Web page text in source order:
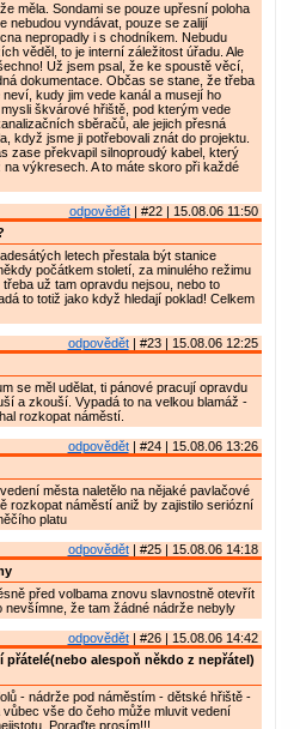
měla. Sondami se pouze upřesní poloha
nebudou vyndávat, pouze se zalijí
nepropadly i s chodníkem. Nebudu
věděl, to je interní záležitost úřadu. Ale
Už jsem psal, že ke spoustě věcí,
dokumentace. Občas se stane, že třeba
kudy jim vede kanál a musejí ho
škvárové hřiště, pod kterým vede
sběračů, ale jejich přesná
když jsme ji potřebovali znát do projektu.
zase překvapil silnoproudý kabel, který
výkresech. A to máte skoro při každé
odpovědět| #22 | 15.08.06 11:50
letech přestala být stanice
počátkem století, za minulého režimu
už tam opravdu nejsou, nebo to
to totiž jako když hledají poklad! Celkem
odpovědět| #23 | 15.08.06 12:25
se měl udělat, ti pánové pracují opravdu
a zkouší. Vypadá to na velkou blamáž -
rozkopat náměstí.
odpovědět| #24 | 15.08.06 13:26
města naletělo na nějaké pavlačové
rozkopat náměstí aniž by zajistilo seriózní
platu
odpovědět| #25 | 15.08.06 14:18
před volbama znovu slavnostně otevřít
nevšímne, že tam žádné nádrže nebyly
odpovědět| #26 | 15.08.06 14:42
přátelé(nebo alespoň někdo z nepřátel)
- nádrže pod náměstím - dětské hřiště -
vše do čeho může mluvit vedení
Poraďte prosím!!!